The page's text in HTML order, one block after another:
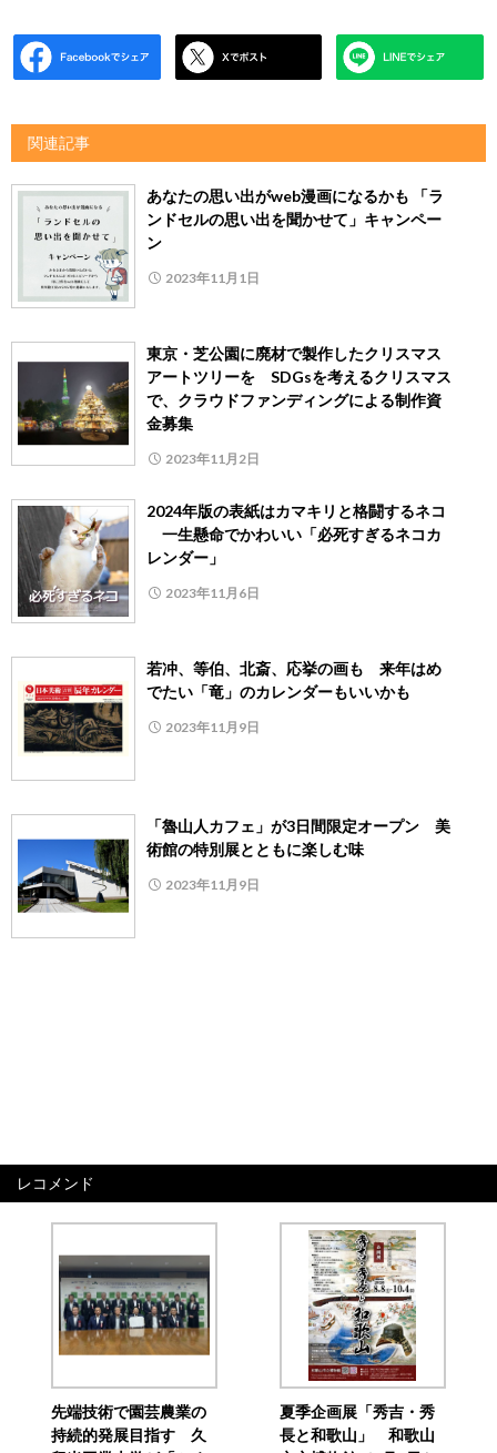
関連記事
あなたの思い出がweb漫画になるかも 「ラ
ンドセルの思い出を聞かせて」キャンペー
ン
2023年11月1日
東京・芝公園に廃材で製作したクリスマス
アートツリーを SDGsを考えるクリスマス
で、クラウドファンディングによる制作資
金募集
2023年11月2日
2024年版の表紙はカマキリと格闘するネコ
一生懸命でかわいい「必死すぎるネコカ
レンダー」
2023年11月6日
若冲、等伯、北斎、応挙の画も 来年はめ
でたい「竜」のカレンダーもいいかも
2023年11月9日
「魯山人カフェ」が3日間限定オープン 美
術館の特別展とともに楽しむ味
2023年11月9日
レコメンド
先端技術で園芸農業の
持続的発展目指す 久
夏季企画展「秀吉・秀
長と和歌山」 和歌山